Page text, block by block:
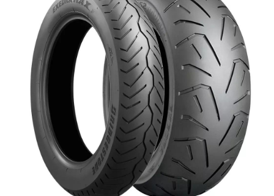
Brand
sub-
menu